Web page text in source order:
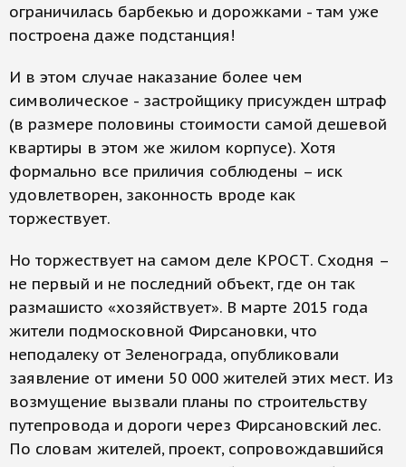
ограничилась барбекью и дорожками - там уже
построена даже подстанция!
И в этом случае наказание более чем
символическое - застройщику присужден штраф
(в размере половины стоимости самой дешевой
квартиры в этом же жилом корпусе). Хотя
формально все приличия соблюдены – иск
удовлетворен, законность вроде как
торжествует.
Но торжествует на самом деле КРОСТ. Сходня –
не первый и не последний объект, где он так
размашисто «хозяйствует». В марте 2015 года
жители подмосковной Фирсановки, что
неподалеку от Зеленограда, опубликовали
заявление от имени 50 000 жителей этих мест. Из
возмущение вызвали планы по строительству
путепровода и дороги через Фирсановский лес.
По словам жителей, проект, сопровождавшийся